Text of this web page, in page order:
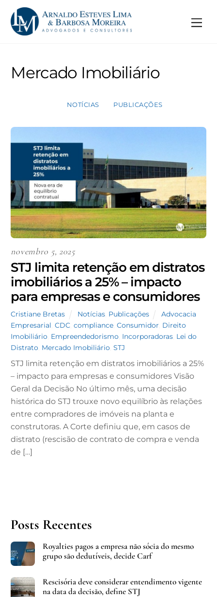
content
Mercado Imobiliário
NOTÍCIAS PUBLICAÇÕES
novembro 5, 2025
STJ limita retenção em distratos
imobiliários a 25% – impacto
para empresas e consumidores
Cristiane Bretas Notícias, Publicações
Advocacia
Empresarial ,CDC ,compliance ,Consumidor Direito
Imobiliário Empreendedorismo Incorporadoras Lei do
Distrato Mercado Imobiliário ,STJ
STJ limita retenção em distratos imobiliários a 25%
– impacto para empresas e consumidores Visão
Geral da Decisão No último mês, uma decisão
histórica do STJ trouxe novo equilíbrio às relações
entre compradores de imóveis na planta e
construtoras. A Corte definiu que, em casos de
distrato (rescisão de contrato de compra e venda
de […]
Posts Recentes
Royalties pagos a empresa não sócia do mesmo
grupo são dedutíveis, decide Carf
Rescisória deve considerar entendimento vigente
na data da decisão, define STJ